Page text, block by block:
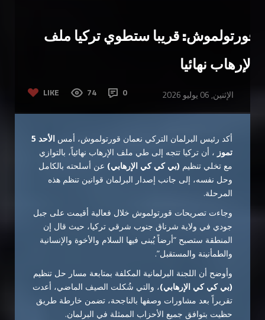
قورتولموش: قريبا ستطوي تركيا ملف
الإرهاب نهائيا
LIKE 74 0 الإثنين, 06 يوليو 2026
أكد رئيس البرلمان التركي نعمان قورتولموش، أمس
الأحد 5
تموز ، أن تركيا تتجه إلى طي ملف الإرهاب نهائياً، بالتوازي
مع تخلي تنظيم (بي كي كي الإرهابي) عن أسلحته بالكامل
وحل نفسه، إلى جانب إصدار البرلمان قوانين تنظم هذه
المرحلة.
وجاءت تصريحات قورتولموش خلال فعالية أقيمت على جبل
جودي في ولاية شرناق جنوب شرقي تركيا، حيث قال إن
المنطقة ستصبح “أرضاً يُبنى فيها السلام والأخوة والإنسانية
والطمأنينة والمستقبل”.
وأوضح أن اللجنة البرلمانية المكلفة بمتابعة مسار حل تنظيم
(بي كي كي الإرهابي)، والتي شُكلت الصيف الماضي، أعدت
تقريراً بعد مشاورات وصفها بالناجحة، تضمن خارطة طريق
حظيت بتوافق جميع الأحزاب الممثلة في البرلمان.